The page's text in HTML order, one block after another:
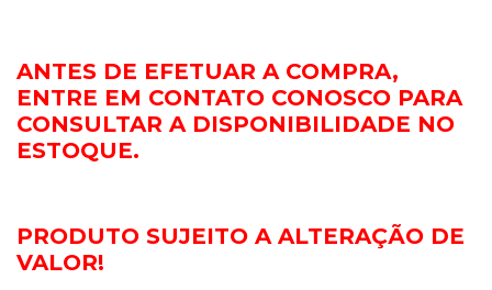
ANTES DE EFETUAR A COMPRA,
ENTRE EM CONTATO CONOSCO PARA
CONSULTAR A DISPONIBILIDADE NO
ESTOQUE.
PRODUTO SUJEITO A ALTERAÇÃO DE
VALOR!